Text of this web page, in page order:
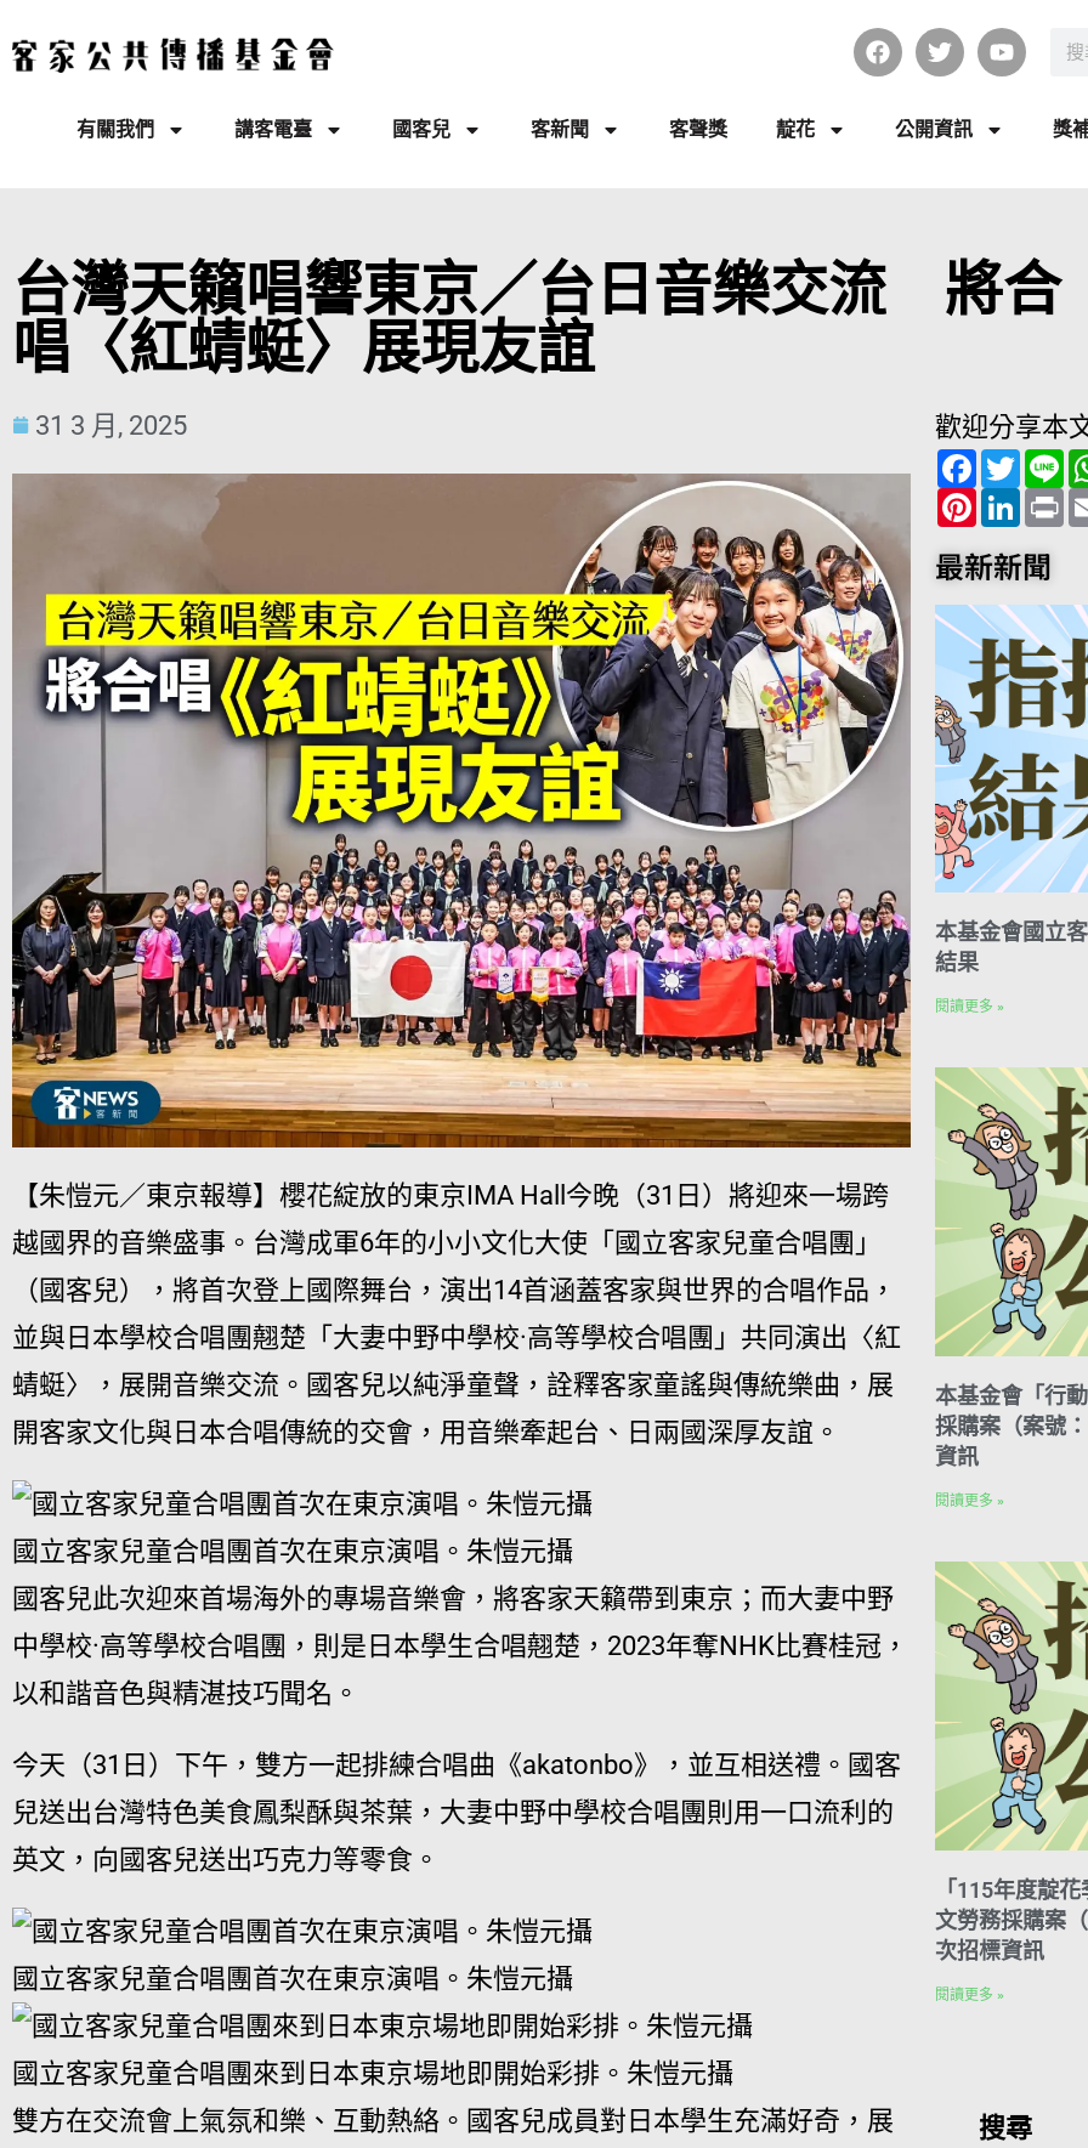
有關我們 講客電臺 國客兒 客新聞 客聲獎 靛花 公開資訊 獎
台灣天籟唱響東京／台日音樂交流 將合
唱〈紅蜻蜓〉展現友誼
31 3 月, 2025
【朱愷元／東京報導】櫻花綻放的東京IMA Hall今晚（31日）將迎來一場跨
越國界的音樂盛事。台灣成軍6年的小小文化大使「國立客家兒童合唱團」
（國客兒），將首次登上國際舞台，演出14首涵蓋客家與世界的合唱作品，
並與日本學校合唱團翹楚「大妻中野中學校·高等學校合唱團」共同演出〈紅
蜻蜓〉，展開音樂交流。國客兒以純淨童聲，詮釋客家童謠與傳統樂曲，展
開客家文化與日本合唱傳統的交會，用音樂牽起台、日兩國深厚友誼。
國立客家兒童合唱團首次在東京演唱。朱愷元攝
國客兒此次迎來首場海外的專場音樂會，將客家天籟帶到東京；而大妻中野
中學校·高等學校合唱團，則是日本學生合唱翹楚，2023年奪NHK比賽桂冠，
以和諧音色與精湛技巧聞名。
今天（31日）下午，雙方一起排練合唱曲《akatonbo》，並互相送禮。國客
兒送出台灣特色美食鳳梨酥與茶葉，大妻中野中學校合唱團則用一口流利的
英文，向國客兒送出巧克力等零食。
國立客家兒童合唱團首次在東京演唱。朱愷元攝
國立客家兒童合唱團來到日本東京場地即開始彩排。朱愷元攝
雙方在交流會上氣氛和樂、互動熱絡。國客兒成員對日本學生充滿好奇，展
歡迎分享本
F
a
c
e
b
o
o
T
w
i
t
t
e
r
L
i
n
e
P
i
n
t
e
e
s
t
L
i
n
k
e
I
n
P
r
i
最新新聞
本基金會國立
結果
閱讀更多 »
本基金會「行
採購案（案號
資訊
閱讀更多 »
「115年度靛
文勞務採購案
次招標資訊
閱讀更多 »
搜尋